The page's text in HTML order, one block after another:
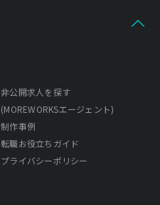
非公開求人を探す
(MOREWORKSエージェント)
制作事例
転職お役立ちガイド
プライバシーポリシー